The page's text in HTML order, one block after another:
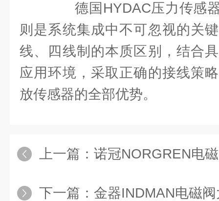
德国HYDAC压力传感器
则是系统集成中不可忽视的关
线、四线制的本质区别，结合
应用环境，采取正确的接线策
放传感器的全部优势。
上一篇： 诺冠NORGREN电
下一篇： 金器INDMAN电磁阀大